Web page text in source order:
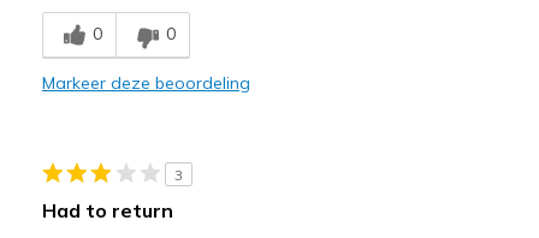
Comfortable
Durable
Casual Wear
0 0
Markeer deze beoordeling
3
Had to return